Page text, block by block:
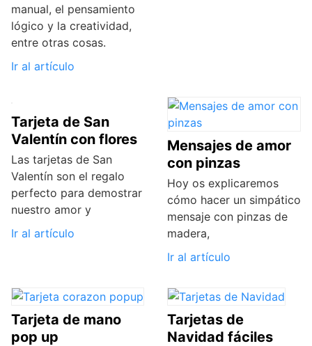
manual, el pensamiento
lógico y la creatividad,
entre otras cosas.
Ir al artículo
Tarjeta de San
Valentín con flores
Las tarjetas de San
Valentín son el regalo
perfecto para demostrar
nuestro amor y
Ir al artículo
Mensajes de amor
con pinzas
Hoy os explicaremos
cómo hacer un simpático
mensaje con pinzas de
madera,
Ir al artículo
Tarjeta de mano
pop up
Tarjetas de
Navidad fáciles